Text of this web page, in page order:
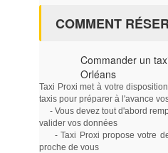
COMMENT
Commander un
Orléans
Taxi Proxi met à votre
taxis pour préparer à l'avance
- Vous devez tout d'abord
valider vos données
- Taxi Proxi propose votre
proche de vous